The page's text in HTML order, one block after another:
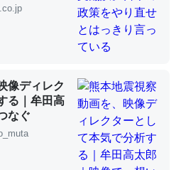
策中。あと、Googleマップで
池残量や充電中かが分かるので
かる。
遠方の父67歳と僕。ITツール導入で
変化した｜tayorini by LIFULL介護
像ディレク
る｜牟田高
なぐ